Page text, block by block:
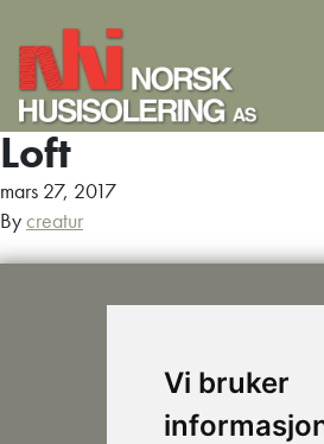
Vi bruker
Loft
mars 27, 2017
Bycreatur
post@nhusi.no